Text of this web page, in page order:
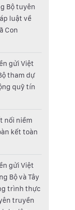
Bộ tuyên
luật về
Con
gửi Việt
tham dự
quỹ tín
nối niềm
kết toàn
gửi Việt
Bộ và Tây
trình thực
truyền